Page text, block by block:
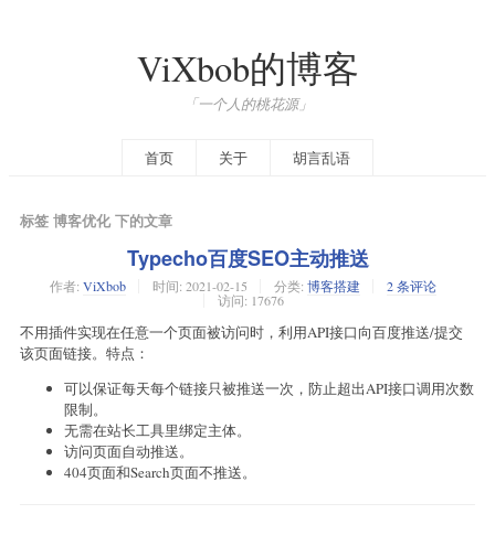
ViXbob的博客
「一个人的桃花源」
首页 关于 胡言乱语
标签 博客优化 下的文章
Typecho百度SEO主动推送
作者: ViXbob 时间: 2021-02-15 分类: 博客搭建
2 条评论
访问: 17676
不用插件实现在任意一个页面被访问时，利用API接口向百度推送/提交
该页面链接。特点：
可以保证每天每个链接只被推送一次，防止超出API接口调用次数
限制。
无需在站长工具里绑定主体。
访问页面自动推送。
404页面和Search页面不推送。